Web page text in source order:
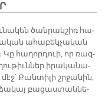
ծան­րակ­շիռ հա­
ա­հա­բեկ­չա­կան
հա­ղոր­դուի, որ ռազ­
ի­րա­կա­նա­
Քան­տի­լի շրջա­նին,
բա­ցաս­տան­նե­